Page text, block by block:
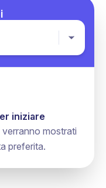
iniziare
mostrati
preferita.